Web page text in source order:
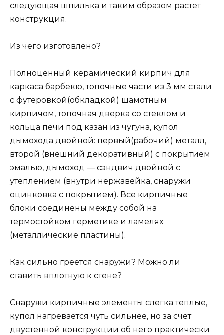
следующая шпилька и таким образом растет
конструкция.
Из чего изготовлено?
Полноценный керамический кирпич для
каркаса барбекю, топочные части из 3 мм стали
с футеровкой(обкладкой) шамотным
кирпичом, топочная дверка со стеклом и
кольца печи под казан из чугуна, купол
дымохода двойной: первый(рабочий) металл,
второй (внешний декоративный) с покрытием
эмалью, дымоход — сэндвич двойной с
утеплением (внутри нержавейка, снаружи
оцинковка с покрытием). Все кирпичные
блоки соединены между собой на
термостойком герметике и ламелях
(металлические пластины).
Как сильно греется снаружи? Можно ли
ставить вплотную к стене?
Снаружи кирпичные элементы слегка теплые,
купол нагревается чуть сильнее, но за счет
двустенной конструкции об него практически